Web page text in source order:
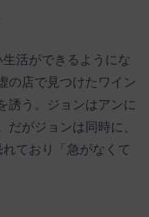
活ができるようにな
の店で見つけたワイン
誘う。ジョンはアンに
だがジョンは同時に、
ており「急がなくて